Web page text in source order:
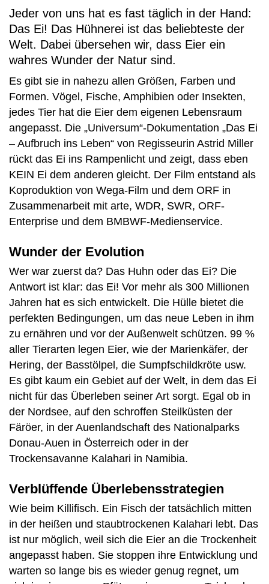
Jeder von uns hat es fast täglich in der Hand:
Das Ei! Das Hühnerei ist das beliebteste der
Welt. Dabei übersehen wir, dass Eier ein
wahres Wunder der Natur sind.
Es gibt sie in nahezu allen Größen, Farben und
Formen. Vögel, Fische, Amphibien oder Insekten,
jedes Tier hat die Eier dem eigenen Lebensraum
angepasst. Die „Universum“-Dokumentation „Das Ei
– Aufbruch ins Leben“ von Regisseurin Astrid Miller
rückt das Ei ins Rampenlicht und zeigt, dass eben
KEIN Ei dem anderen gleicht. Der Film entstand als
Koproduktion von Wega-Film und dem ORF in
Zusammenarbeit mit arte, WDR, SWR, ORF-
Enterprise und dem BMBWF-Medienservice.
Wunder der Evolution
Wer war zuerst da? Das Huhn oder das Ei? Die
Antwort ist klar: das Ei! Vor mehr als 300 Millionen
Jahren hat es sich entwickelt. Die Hülle bietet die
perfekten Bedingungen, um das neue Leben in ihm
zu ernähren und vor der Außenwelt schützen. 99 %
aller Tierarten legen Eier, wie der Marienkäfer, der
Hering, der Basstölpel, die Sumpfschildkröte usw.
Es gibt kaum ein Gebiet auf der Welt, in dem das Ei
nicht für das Überleben seiner Art sorgt. Egal ob in
der Nordsee, auf den schroffen Steilküsten der
Färöer, in der Auenlandschaft des Nationalparks
Donau-Auen in Österreich oder in der
Trockensavanne Kalahari in Namibia.
Verblüffende Überlebensstrategien
Wie beim Killifisch. Ein Fisch der tatsächlich mitten
in der heißen und staubtrockenen Kalahari lebt. Das
ist nur möglich, weil sich die Eier an die Trockenheit
angepasst haben. Sie stoppen ihre Entwicklung und
warten so lange bis es wieder genug regnet, um